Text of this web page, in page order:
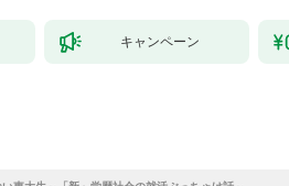
キャンペーン